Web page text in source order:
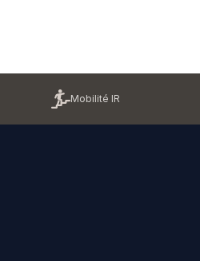
Mobilité IR